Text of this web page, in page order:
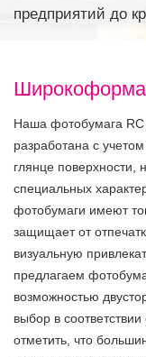
предприятий до
Наша фотобумага
разработана с
глянце поверхности,
специальных
фотобумаги имеют
защищает от
визуальную
предлагаем
возможностью
выбор в
отметить, что